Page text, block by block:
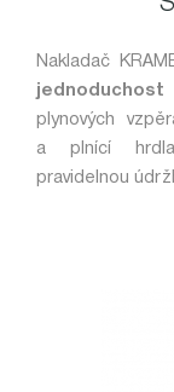
Nakladač
jednoduchost
plynových
a plnící hrdla
pravidelnou